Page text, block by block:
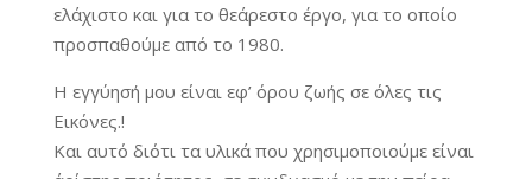
ελάχιστο και για το θεάρεστο έργο, για το οποίο
προσπαθούμε από το 1980.
Η εγγύησή μου είναι εφ’ όρου ζωής σε όλες τις
Εικόνες.!
Και αυτό διότι τα υλικά που χρησιμοποιούμε είναι